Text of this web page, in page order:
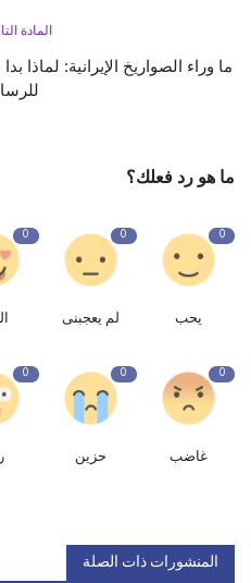
المادة
ما وراء الصواريخ الإيرانية:
ما هو رد فعلك؟
0
يحب
0
لم يعجبنى
0
0
غاضب
0
حزين
0
المنشورات ذات الصلة